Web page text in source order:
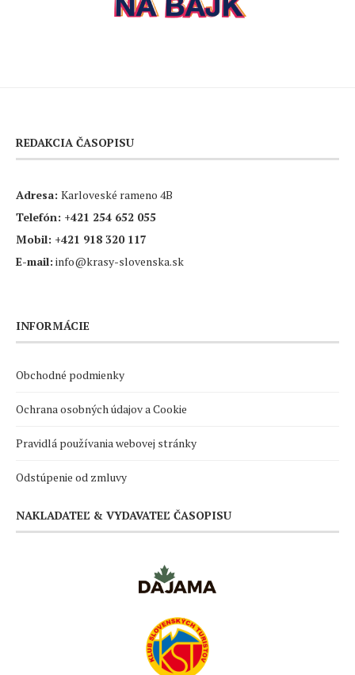
REDAKCIA ČASOPISU
Adresa: Karloveské rameno 4B
Telefón: +421 254 652 055
Mobil: +421 918 320 117
E-mail: info@krasy-slovenska.sk
INFORMÁCIE
Obchodné podmienky
Ochrana osobných údajov a Cookie
Pravidlá používania webovej stránky
Odstúpenie od zmluvy
NAKLADATEĽ & VYDAVATEĽ ČASOPISU